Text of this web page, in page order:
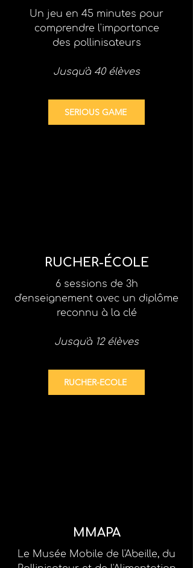
Un jeu en 45 minutes pour
comprendre l'importance
des pollinisateurs
Jusqu'à 40 élèves
SERIOUS GAME
RUCHER-ÉCOLE
6 sessions de 3h
d'enseignement avec un diplôme
reconnu à la clé
Jusqu'à 12 élèves
RUCHER-ECOLE
MMAPA
Le Musée Mobile de l'Abeille, du